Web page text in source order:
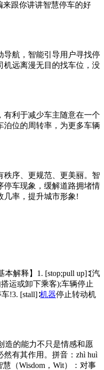
来跟你讲讲智慧停车的好
导航，智能引导用户寻找停
机远离漫无目的找车位，没
有利于减少车主随意在一个
泊位的周转率，为更多车辆
秩序、更规范、更美丽。智
停车现象，缓解道路拥堵情
几率，提升城市形象!
本解释】1. [stop;pull up]∶[汽
运或卸下乘客);车辆停止
!3. [stall]∶机器停止转动机
造的能力不只是情感和愿
有其作用。拼音：zhì huì
（Wisdom，Wit）：对事